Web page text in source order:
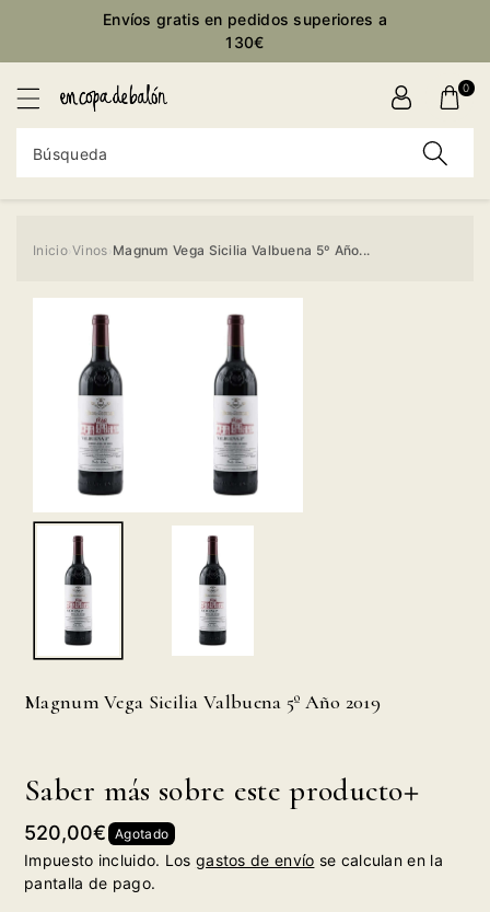
Envíos gratis en pedidos superiores a
130€
Búsqueda
0
Inicio›Vinos Magnum Vega Sicilia Valbuena 5º Año...
producto
Magnum Vega Sicilia Valbuena 5º Año 2019
Saber más sobre este producto
Precio
habitual
520,00€ Agotado
Impuesto incluido. Los gastos de envío se calculan en la
pantalla de pago.